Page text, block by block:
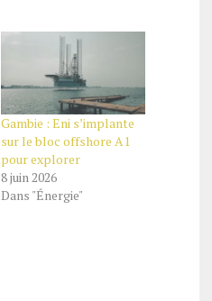
Gambie : Eni s’implante
sur le bloc offshore A1
pour explorer
8 juin 2026
Dans "Énergie"